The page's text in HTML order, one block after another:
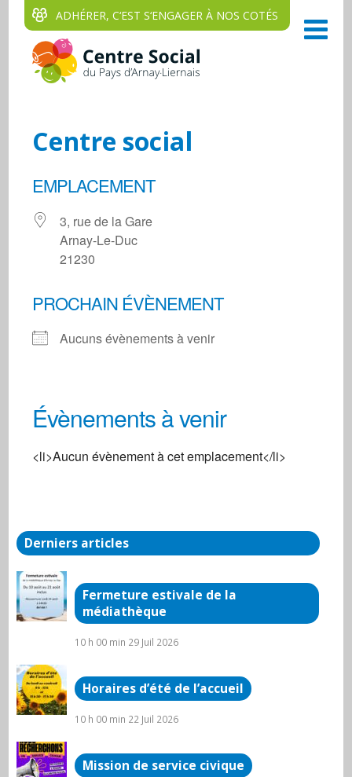
ADHÉRER, C‘EST S‘ENGAGER À NOS COTÉS
Centre social
EMPLACEMENT
3, rue de la Gare
Arnay-Le-Duc
21230
PROCHAIN ÉVÈNEMENT
Aucuns évènements à venir
3, rue de la Gare - Arnay-Le-Duc
Évènements à venir
<li>Aucun évènement à cet emplacement</li>
Derniers articles
Fermeture estivale de la
médiathèque
10 h 00 min 29 Juil 2026
Horaires d’été de l’accueil
10 h 00 min 22 Juil 2026
Mission de service civique